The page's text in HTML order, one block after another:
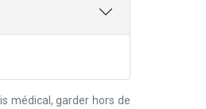
médical, garder hors de